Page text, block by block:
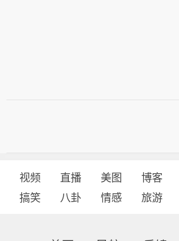
视频 直播 美图 博客
搞笑
八卦 情感 旅游